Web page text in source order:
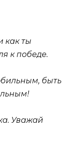
как ты
к победе.
быть
Уважай